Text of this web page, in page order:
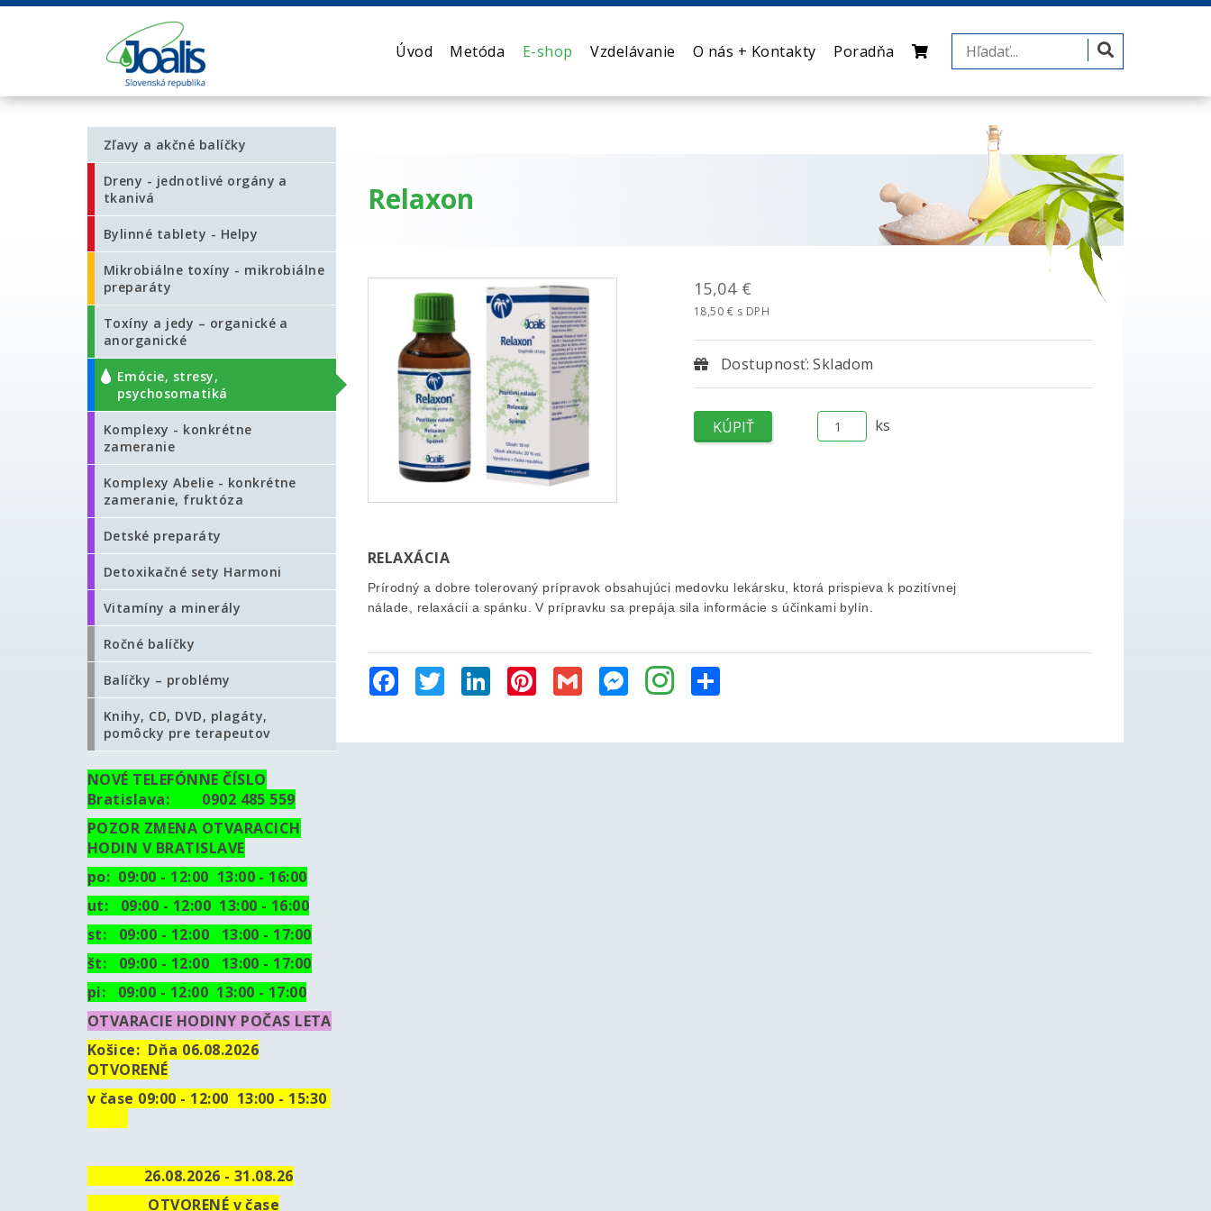
Úvod Metóda E-shop Vzdelávanie O nás + Kontakty Poradňa
Relaxon
15,04 €
18,50 € s DPH
Dostupnosť: Skladom
ks
RELAXÁCIA
Prírodný a dobre tolerovaný prípravok obsahujúci medovku lekársku, ktorá prispieva k pozitívnej
nálade
relaxácii a spánku . V prípravku sa prepája sila informácie s účinkami bylín.
FacebookTwitterLinkedInPinterest
Gmail Messenger
Zľavy a akčné balíčky
Dreny - jednotlivé orgány a
tkanivá
Bylinné tablety - Helpy
Mikrobiálne toxíny - mikrobiálne
preparáty
Toxíny a jedy – organické a
anorganické
Emócie, stresy,
psychosomatiká
Komplexy - konkrétne
zameranie
Komplexy Abelie - konkrétne
zameranie, fruktóza
Detské preparáty
Detoxikačné sety Harmoni
Vitamíny a minerály
Ročné balíčky
Balíčky – problémy
Knihy, CD, DVD, plagáty,
pomôcky pre terapeutov
NOVÉ TELEFÓNNE ČÍSLO
Bratislava: 0902 485 559
POZOR ZMENA OTVARACICH
HODIN V BRATISLAVE
po: 09:00 - 12:00 13:00 - 16:00
ut: 09:00 - 12:00 13:00 - 16:00
st: 09:00 - 12:00 13:00 - 17:00
št: 09:00 - 12:00 13:00 - 17:00
pi: 09:00 - 12:00 13:00 - 17:00
OTVARACIE HODINY POČAS LETA
Košice: Dňa 06.08.2026
OTVORENÉ
v čase 09:00 - 12:00 13:00 - 15:30
26.08.2026 - 31.08.26
OTVORENÉ v čase